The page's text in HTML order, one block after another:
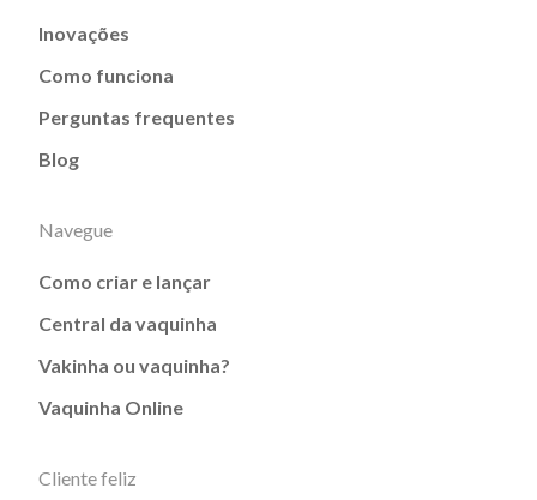
Inovações
Como funciona
Perguntas frequentes
Blog
Navegue
Como criar e lançar
Central da vaquinha
Vakinha ou vaquinha?
Vaquinha Online
Cliente feliz